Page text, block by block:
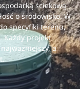
ściekową
o środowisko. W
specyfiki terenu,
Każdy projekt
a